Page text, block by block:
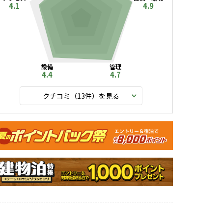
4.9
管理
4.7
設備
4.4
4.1
クチコミ（13件）を見る
ペーン